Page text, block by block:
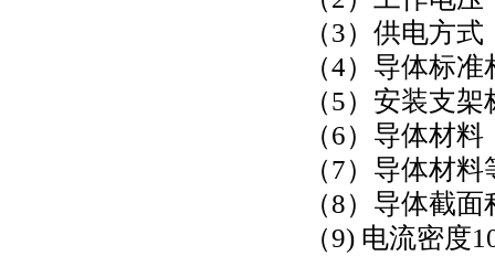
（3）供电方
（4）导体标准
（5）安装支架
（6）导体材
（7）导体材
（8）导体截面
（9) 电流密度